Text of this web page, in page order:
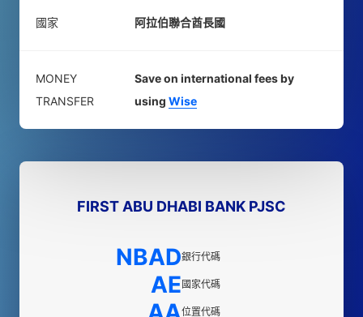
國家 阿拉伯聯合酋長國
MONEY
TRANSFER
Save on international fees by
using Wise
FIRST ABU DHABI BANK PJSC
NBAD銀行代碼
AE國家代碼
位置代碼